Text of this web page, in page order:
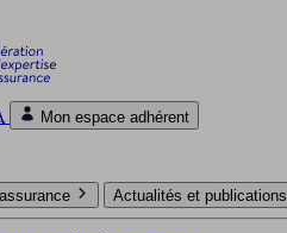
Mon espace adhérent
Actualités et publications